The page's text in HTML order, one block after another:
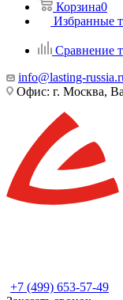
Корзина0
Избранные
Сравнение
info@lasting-
Офис: г. Москва,
+7 (499) 653-57-49